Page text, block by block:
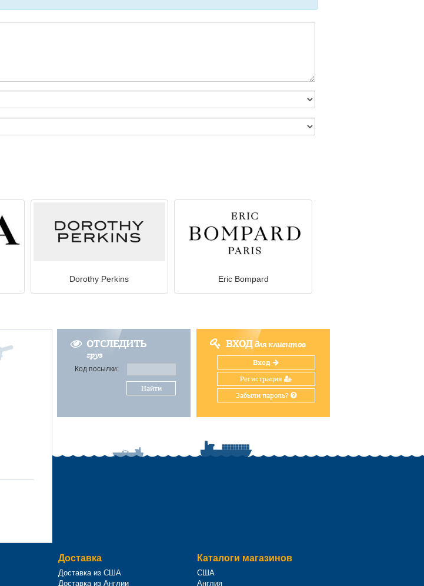
Dorothy Perkins Eric Bompard
ОТСЛЕДИТЬ
груз
Код посылки:
Найти
ВХОДдля клиентов
Вход
Регистрация
Забыли пароль?
Доставка
Доставка из США
Доставка из Англии
Каталоги магазинов
США
Англия